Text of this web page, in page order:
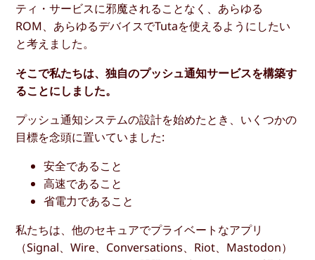
ティ・サービスに邪魔されることなく、あらゆる
ROM、あらゆるデバイスでTutaを使えるようにしたい
と考えました。
そこで私たちは、独自のプッシュ通知サービスを構築す
ることにしました。
プッシュ通知システムの設計を始めたとき、いくつかの
目標を念頭に置いていました:
安全であること
高速であること
省電力であること
私たちは、他のセキュアでプライベートなアプリ
（Signal、Wire、Conversations、Riot、Mastodon）